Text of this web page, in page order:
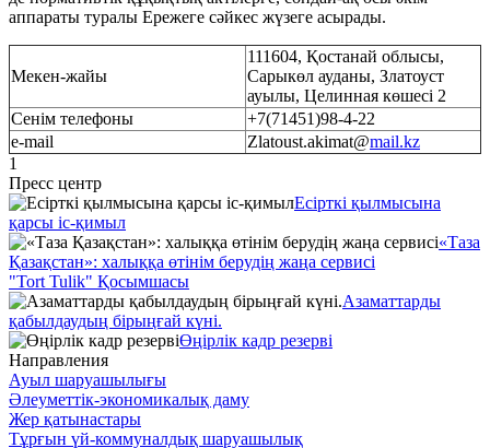
аппараты туралы Ережеге сәйкес жүзеге асырады.
Мекен-жайы
111604, Қостанай облысы,
Сарыкөл ауданы, Златоуст
ауылы, Целинная көшесі 2
Сенім телефоны
+7(71451)98-4-22
e-mail
Zlatoust.akimat@mail.kz
1
Пресс центр
Есiрткi қылмысына
қарсы іс-қимыл
«Таза
Қазақстан»: халыққа өтінім берудің жаңа сервисі
"Tort Tulik" Қосымшасы
Азаматтарды
қабылдаудың бірыңғай күні.
Өңірлік кадр резерві
Направления
Ауыл шаруашылығы
Әлеуметтік-экономикалық даму
Жер қатынастары
Тұрғын үй-коммуналдық шаруашылық